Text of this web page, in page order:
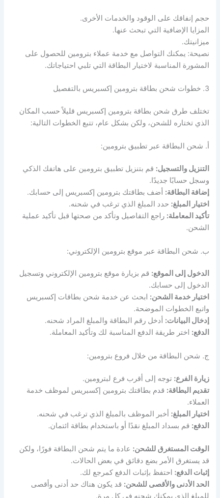
حجم إنفاقك على الوقود والخدمات الأخرى.
المزايا الإضافية التي تبحث عنها.
ميزانيتك.
نصيحة: يمكنك التواصل مع خدمة عملاء بترومين للحصول على
المشورة المناسبة لاختيار البطاقة التي تلبي احتياجاتك.
3. خطوات شحن بطاقة بترومين إكسبريس بالتفصيل
تختلف طرق شحن بطاقة بترومين إكسبريس قليلاً حسب المكان
الذي تختاره للشحن، ولكن بشكل عام، تتبع الخطوات التالية:
أ. شحن البطاقة عبر تطبيق بترومين:
التنزيل والتسجيل: قم بتنزيل تطبيق بترومين على هاتفك الذكي
وسجل حسابًا جديدًا.
إضافة البطاقة: أضف بطاقتك بترومين إكسبريس إلى حسابك.
اختيار المبلغ: حدد المبلغ الذي ترغب في شحنه.
تأكيد المعاملة: راجع التفاصيل وتأكد من صحتها قبل تأكيد عملية
الشحن.
ب. شحن البطاقة عبر موقع بترومين الإلكتروني:
الدخول إلى الموقع: قم بزيارة موقع بترومين الإلكتروني وتسجيل
الدخول إلى حسابك.
اختيار خدمة الشحن: ابحث عن خدمة شحن بطاقات إكسبريس
واتبع الخطوات الموضحة.
إدخال البيانات: أدخل رقم البطاقة والمبلغ المراد شحنه.
الدفع: اختر طريقة الدفع المناسبة لك وتأكيد المعاملة.
ج. شحن البطاقة من خلال فروع بترومين:
زيارة الفرع: توجه إلى أقرب فرع لبترومين.
تقديم البطاقة: قدم بطاقتك بترومين إكسبريس لموظف خدمة
العملاء.
اختيار المبلغ: أخبر الموظف بالمبلغ الذي ترغب في شحنه.
الدفع: قم بسداد المبلغ نقدًا أو باستخدام بطاقة ائتمان.
الوقت المستغرق للشحن: عادة ما يتم شحن البطاقة فورًا، ولكن
قد يستغرق الأمر بضع دقائق في بعض الحالات.
إثبات الدفع: احتفظ بإثبات الدفع كمرجع لك.
الحد الأدنى والأقصى للشحن: قد يكون هناك حد أدنى وأقصى
للمبلغ الذي يمكنك شحنه في كل مرة.